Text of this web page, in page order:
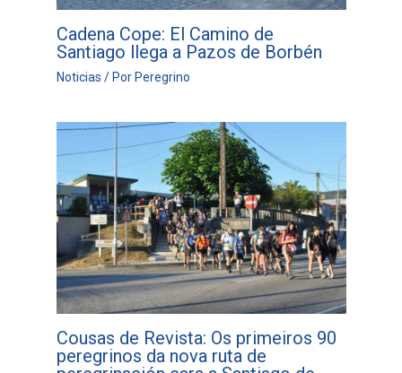
Cadena Cope: El Camino de
Santiago llega a Pazos de Borbén
Noticias / Por Peregrino
Cousas de Revista: Os primeiros 90
peregrinos da nova ruta de